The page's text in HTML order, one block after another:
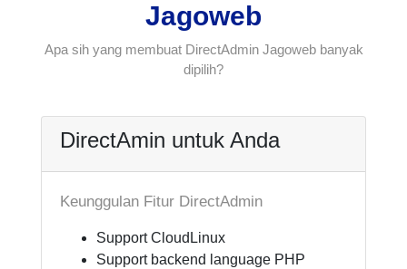
Jagoweb
Apa sih yang membuat DirectAdmin Jagoweb banyak
dipilih?
DirectAmin untuk Anda
Keunggulan Fitur DirectAdmin
Support CloudLinux
Support backend language PHP